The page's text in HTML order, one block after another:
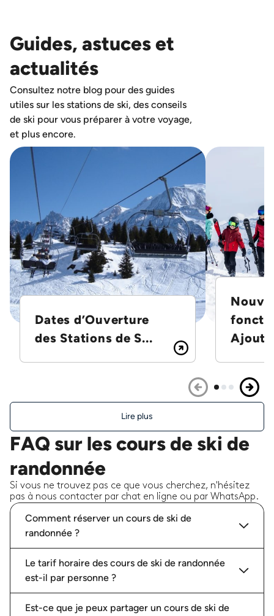
Guides, astuces et
actualités
Consultez notre blog pour des guides
utiles sur les stations de ski, des conseils
de ski pour vous préparer à votre voyage,
et plus encore.
Dates d’Ouverture
des Stations de S...
Lire plus
FAQ sur les cours de ski de
randonnée
Si vous ne trouvez pas ce que vous cherchez, n'hésitez
pas à nous contacter par chat en ligne ou par WhatsApp.
Comment réserver un cours de ski de
randonnée ?
Le tarif horaire des cours de ski de randonnée
est-il par personne ?
Est-ce que je peux partager un cours de ski de